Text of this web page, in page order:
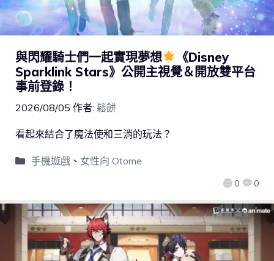
與閃耀騎士們一起實現夢想
《Disney
Sparklink Stars》公開主視覺＆開放雙平台
事前登錄！
2026/08/05 作者: 鬆餅
0 0
看起來結合了魔法使和三消的玩法？
手機遊戲、 女性向 Otome